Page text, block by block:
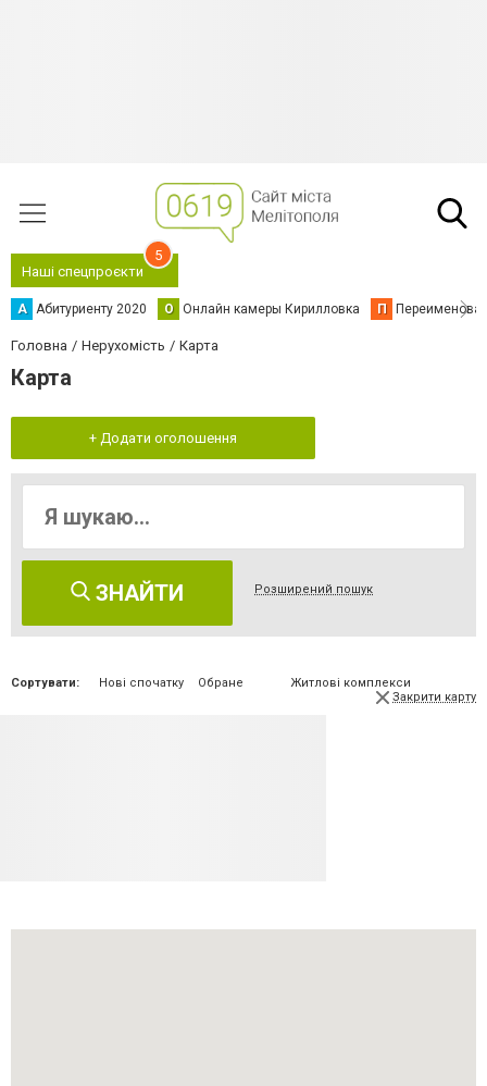
Наші спецпроєкти
5
А Абитуриенту 2020 О Онлайн камеры Кирилловка П
Головна Нерухомість Карта
Карта
+ Додати оголошення
ЗНАЙТИ Розширений пошук
Сортувати: Нові спочатку Обране
Житлові комплекси
Закрити карту